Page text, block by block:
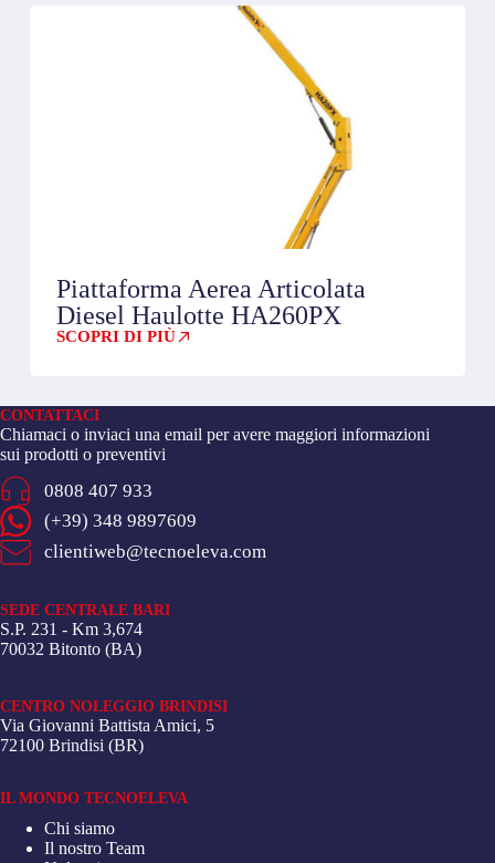
Piattaforma Aerea Articolata
Diesel Haulotte HA260PX
SCOPRI DI PIÙ
CONTATTACI
Chiamaci o inviaci una email per avere maggiori informazioni
sui prodotti o preventivi
0808 407 933
(+39) 348 9897609
clientiweb@tecnoeleva.com
SEDE CENTRALE BARI
S.P. 231 - Km 3,674
70032 Bitonto (BA)
CENTRO NOLEGGIO BRINDISI
Via Giovanni Battista Amici, 5
72100 Brindisi (BR)
IL MONDO TECNOELEVA
Chi siamo
Il nostro Team